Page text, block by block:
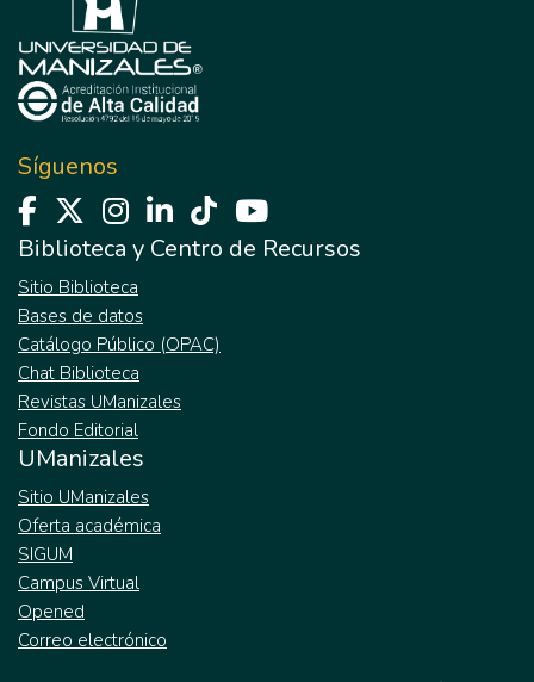
Síguenos
Biblioteca y Centro de Recursos
Sitio Biblioteca
Bases de datos
Catálogo Público (OPAC)
Chat Biblioteca
Revistas UManizales
Fondo Editorial
UManizales
Sitio UManizales
Oferta académica
SIGUM
Campus Virtual
Opened
Correo electrónico